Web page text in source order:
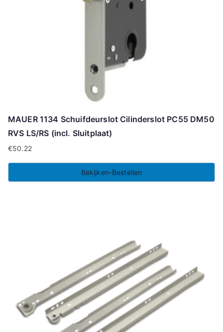
MAUER 1134 Schuifdeurslot Cilinderslot PC55 DM50
RVS LS/RS (incl. Sluitplaat)
€50.22
Bekijken-Bestellen